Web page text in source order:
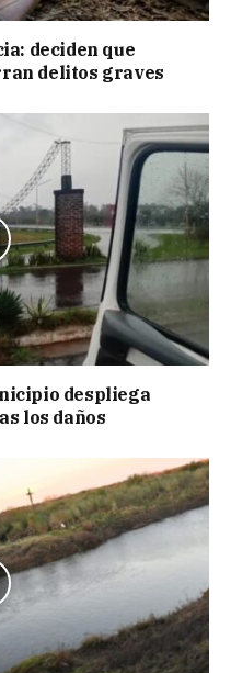
deciden que
delitos graves
despliega
los daños